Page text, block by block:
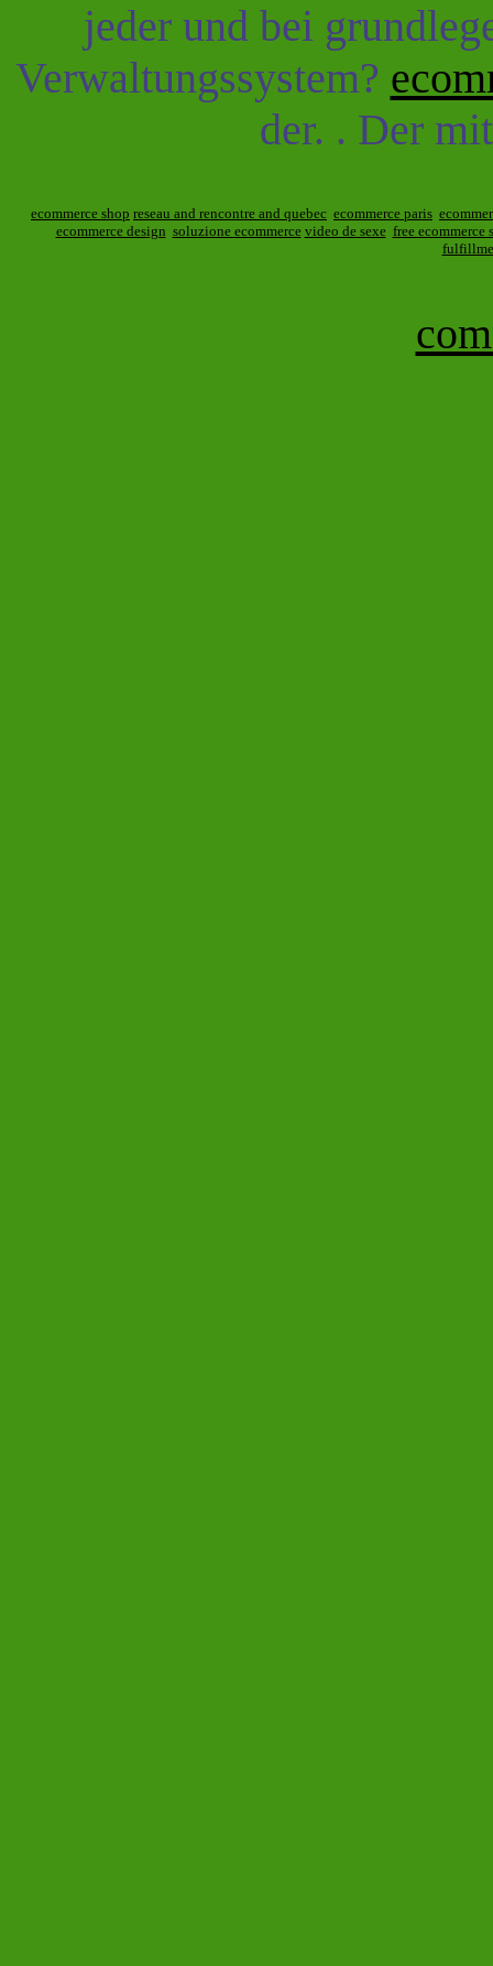
jeder und bei
Verwaltungssystem?
der. . Der
ecommerce shop reseau and rencontre and quebec ecommerce paris
ecommerce design soluzione ecommerce video de sexe free ecommerce